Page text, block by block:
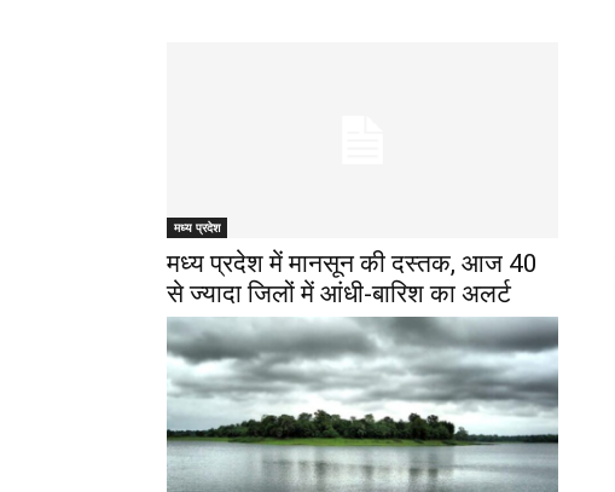
मध्य प्रदेश
मध्य प्रदेश में मानसून की दस्तक, आज 40
से ज्यादा जिलों में आंधी-बारिश का अलर्ट